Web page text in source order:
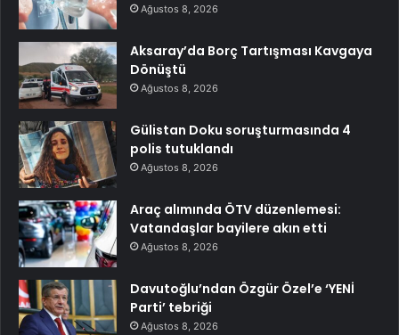
Ağustos 8, 2026
Aksaray’da Borç Tartışması Kavgaya
Dönüştü
Ağustos 8, 2026
Gülistan Doku soruşturmasında 4
polis tutuklandı
Ağustos 8, 2026
Araç alımında ÖTV düzenlemesi:
Vatandaşlar bayilere akın etti
Ağustos 8, 2026
Davutoğlu’ndan Özgür Özel’e ‘YENİ
Parti’ tebriği
Ağustos 8, 2026